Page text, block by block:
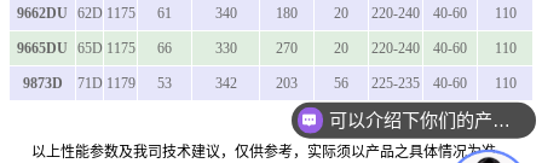
9662DU 62D 1175 61 340 180 20 220-240 40-60 110
9665DU 65D 1175 66 330 270 20 220-240 40-60 110
9873D 71D 1179 53 342 203 56 225-235 40-60 110
以上性能参数及我司技术建议，仅供参考，实际须以产品之具体情况为准。
可以介绍下你们的产品么